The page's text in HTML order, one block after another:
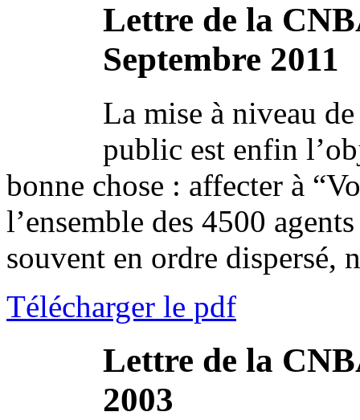
Lettre de la
Septembre 2011
La mise à niveau
public est enfin
bonne chose : affecter à
l’ensemble des 4500
souvent en ordre dispersé,
Télécharger le pdf
Lettre de la
2003